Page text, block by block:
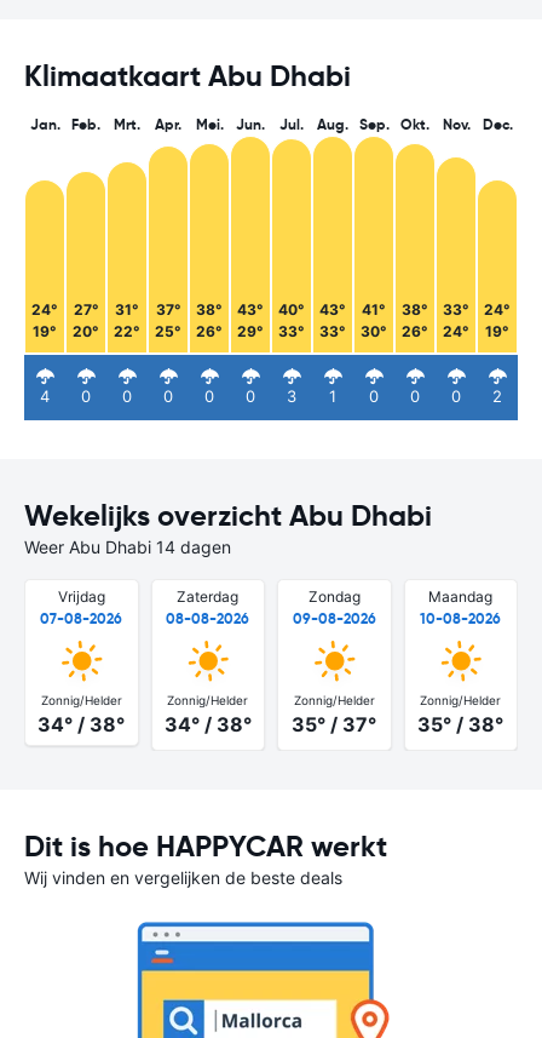
Klimaatkaart Abu Dhabi
Jan.
24°
19°
4
Feb.
27°
20°
0
Mrt.
31°
22°
0
Apr.
37°
25°
0
Mei.
38°
26°
0
Jun.
43°
29°
0
Jul.
40°
33°
3
Aug.
43°
33°
1
Sep.
41°
30°
0
Okt.
38°
26°
0
Nov.
33°
24°
0
Dec.
24°
19°
2
Wekelijks overzicht Abu Dhabi
Weer Abu Dhabi 14 dagen
Vrijdag
07-08-2026
Zonnig/Helder
34° / 38°
Zaterdag
08-08-2026
Zonnig/Helder
34° / 38°
Zondag
09-08-2026
Zonnig/Helder
35° / 37°
Maandag
10-08-2026
Zonnig/Helder
35° / 38°
Dit is hoe HAPPYCAR werkt
Wij vinden en vergelijken de beste deals